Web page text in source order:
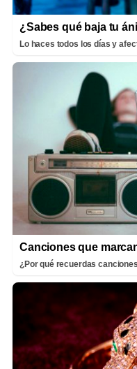
¿Sabes qué baja tu
Lo haces todos los días y
Canciones que
¿Por qué recuerdas